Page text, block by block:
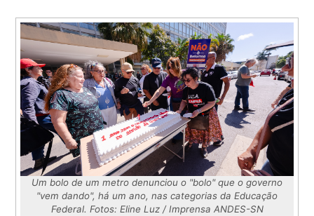
Um bolo de um metro denunciou o "bolo" que o governo
"vem dando", há um ano, nas categorias da Educação
Federal. Fotos: Eline Luz / Imprensa ANDES-SN